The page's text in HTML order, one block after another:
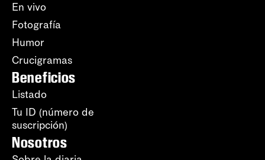
En vivo
Fotografía
Humor
Crucigramas
Beneficios
Listado
Tu ID (número de
suscripción)
Nosotros